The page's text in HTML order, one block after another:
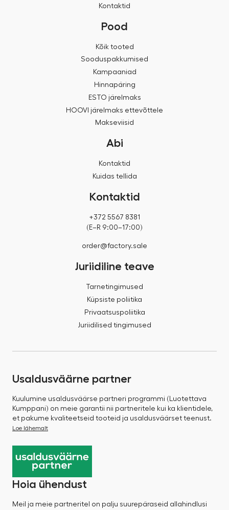
Kontaktid
Pood
Kõik tooted
Sooduspakkumised
Kampaaniad
Hinnapäring
ESTO järelmaks
HOOVI järelmaks ettevõttele
Makseviisid
Abi
Kontaktid
Kuidas tellida
Kontaktid
+372 5567 8381
(E–R 9:00–17:00)
order@factory.sale
Juriidiline teave
Tarnetingimused
Küpsiste poliitika
Privaatsuspoliitika
Juriidilised tingimused
Usaldusväärne partner
Kuulumine usaldusväärse partneri programmi (Luotettava
Kumppani) on meie garantii nii partneritele kui ka klientidele,
et pakume kvaliteetseid tooteid ja usaldusväärset teenust.
Loe lähemalt
Hoia ühendust
Meil ja meie partneritel on palju suurepäraseid allahindlusi